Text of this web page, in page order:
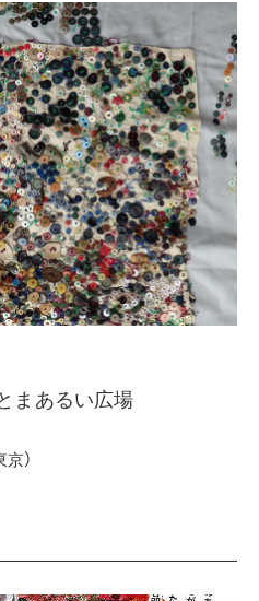
まあるい広場
）